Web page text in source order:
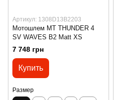
Артикул: 1308D13B2203
Мотошлем MT THUNDER 4
SV WAVES B2 Matt XS
7 748 грн
Купить
Размер